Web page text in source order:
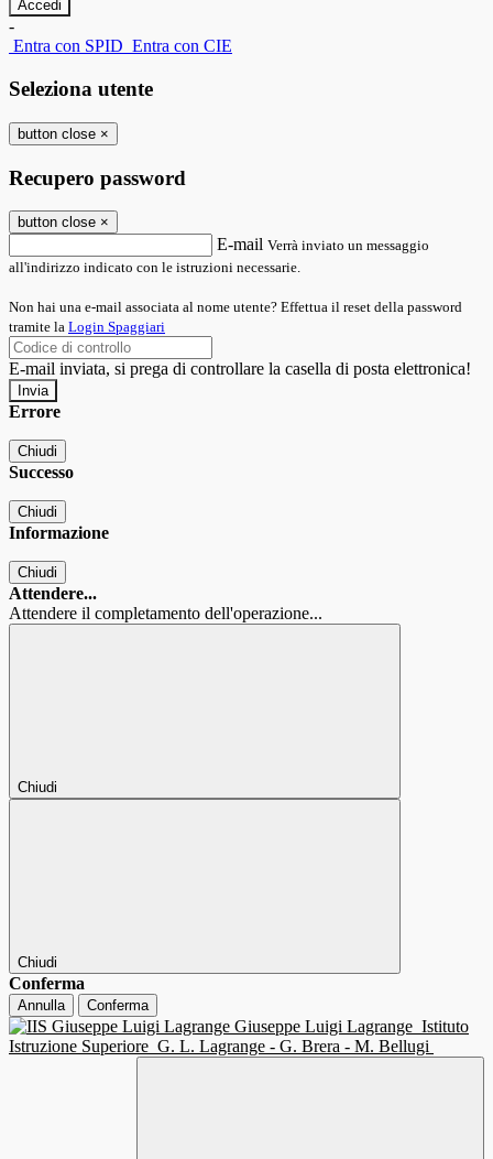
-
Entra con SPID Entra con CIE
Seleziona utente
button close ×
Recupero password
button close ×
E-mail Verrà inviato un messaggio
all'indirizzo indicato con le istruzioni necessarie.
Non hai una e-mail associata al nome utente? Effettua il reset della password
tramite la Login Spaggiari
E-mail inviata, si prega di controllare la casella di posta elettronica!
Errore
Chiudi
Successo
Chiudi
Informazione
Chiudi
Attendere...
Attendere il completamento dell'operazione...
Chiudi
Chiudi
Conferma
Annulla Conferma
Giuseppe Luigi Lagrange Istituto
Istruzione Superiore G. L. Lagrange - G. Brera - M. Bellugi